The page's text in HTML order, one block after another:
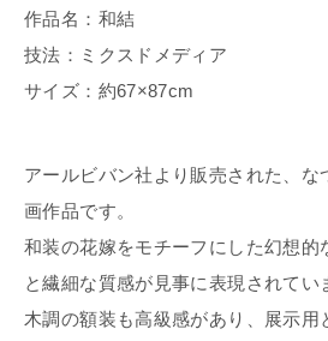
作品名：和結
技法：ミクスドメディア
サイズ：約67×87cm
アールビバン社より販売された、な
画作品です。
和装の花嫁をモチーフにした幻想的
と繊細な質感が見事に表現されてい
木調の額装も高級感があり、展示用